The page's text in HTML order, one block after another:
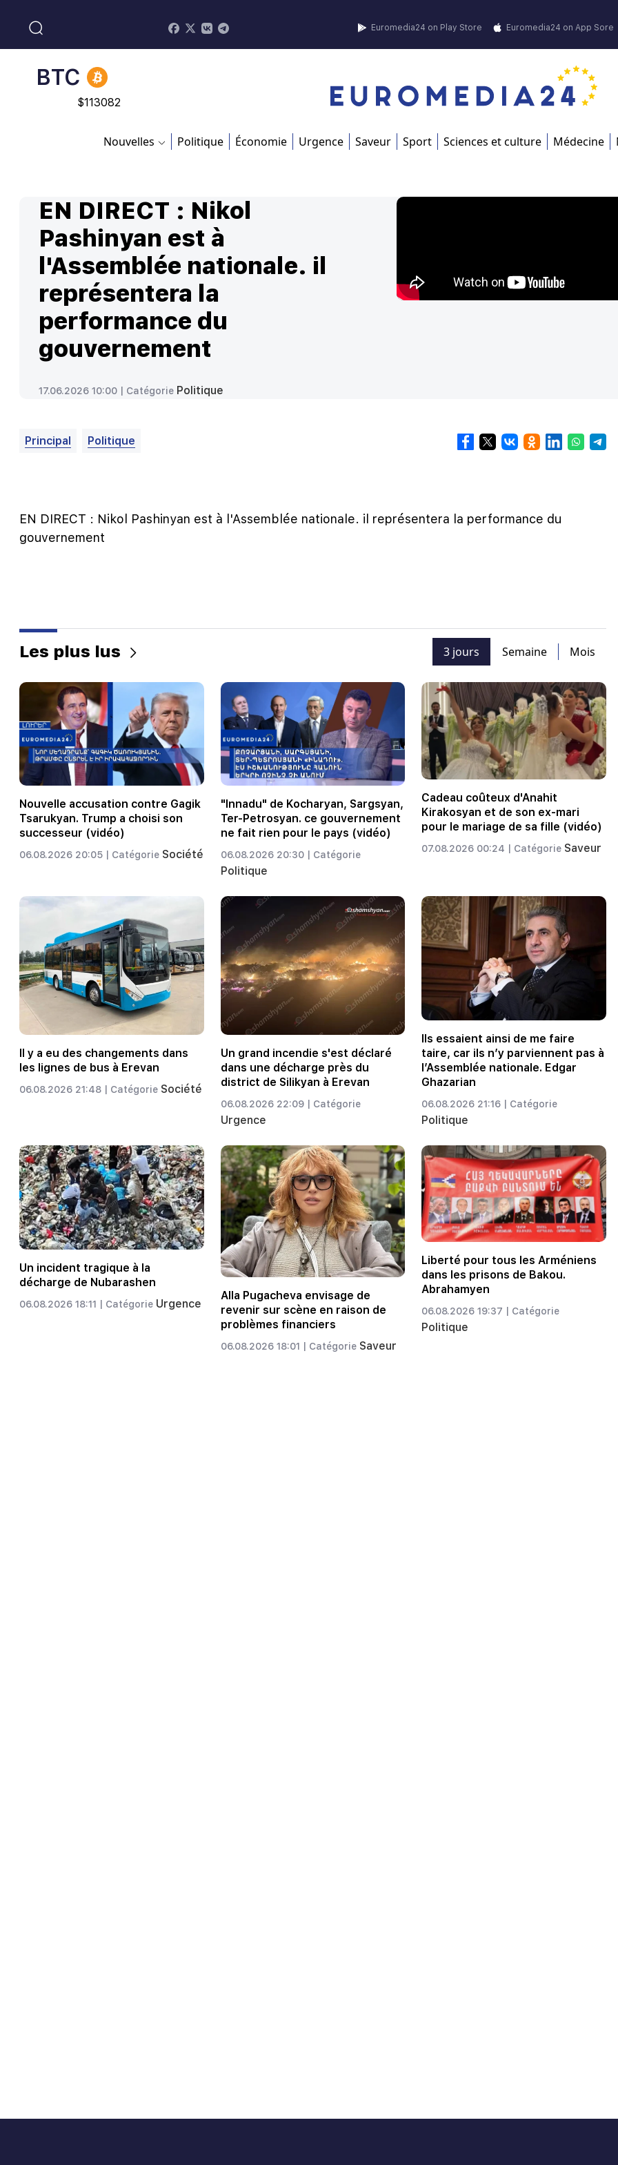
Euromedia24 on Play Store
Euromedia24 on App Sore
BNB
BTC
$113082
0.868816
Nouvelles Politique Économie Urgence Saveur Sport Sciences et culture Médecine
EN DIRECT : Nikol
Pashinyan est à
l'Assemblée nationale. il
représentera la
performance du
gouvernement
17.06.2026 10:00 | Catégorie Politique
Principal Politique
EN DIRECT : Nikol Pashinyan est à l'Assemblée nationale. il représentera la performance du
gouvernement
Les plus lus 3 jours Semaine Mois
Nouvelle accusation contre Gagik
Tsarukyan. Trump a choisi son
successeur (vidéo)
06.08.2026 20:05 | Catégorie Société
"Innadu" de Kocharyan, Sargsyan,
Ter-Petrosyan. ce gouvernement
ne fait rien pour le pays (vidéo)
06.08.2026 20:30 | Catégorie
Politique
Cadeau coûteux d'Anahit
Kirakosyan et de son ex-mari
pour le mariage de sa fille (vidéo)
07.08.2026 00:24 | Catégorie Saveur
Il y a eu des changements dans
les lignes de bus à Erevan
06.08.2026 21:48 | Catégorie Société
Un grand incendie s'est déclaré
dans une décharge près du
district de Silikyan à Erevan
06.08.2026 22:09 | Catégorie
Urgence
Ils essaient ainsi de me faire
taire, car ils n’y parviennent pas à
l’Assemblée nationale. Edgar
Ghazarian
06.08.2026 21:16 | Catégorie
Politique
Un incident tragique à la
décharge de Nubarashen
06.08.2026 18:11 | Catégorie Urgence
Alla Pugacheva envisage de
revenir sur scène en raison de
problèmes financiers
06.08.2026 18:01 | Catégorie Saveur
Liberté pour tous les Arméniens
dans les prisons de Bakou.
Abrahamyen
06.08.2026 19:37 | Catégorie
Politique